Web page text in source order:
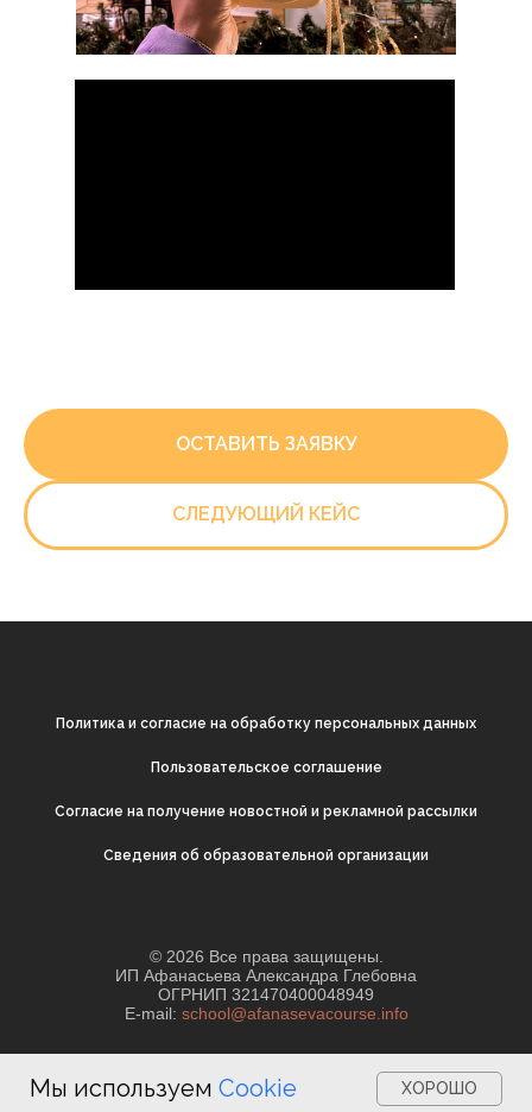
ОСТАВИТЬ ЗАЯВКУ
СЛЕДУЮЩИЙ КЕЙС
Политика и согласие на обработку персональных данных
Пользовательское соглашение
Согласие на получение новостной и рекламной рассылки
Cведения об образовательной организации
© 2026 Все права защищены.
ИП Афанасьева Александра Глебовна
ОГРНИП 321470400048949
E-mail: school@afanasevacourse.info
Мы используем Cookie ХОРОШО